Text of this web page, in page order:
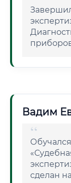
Вадим
сделан